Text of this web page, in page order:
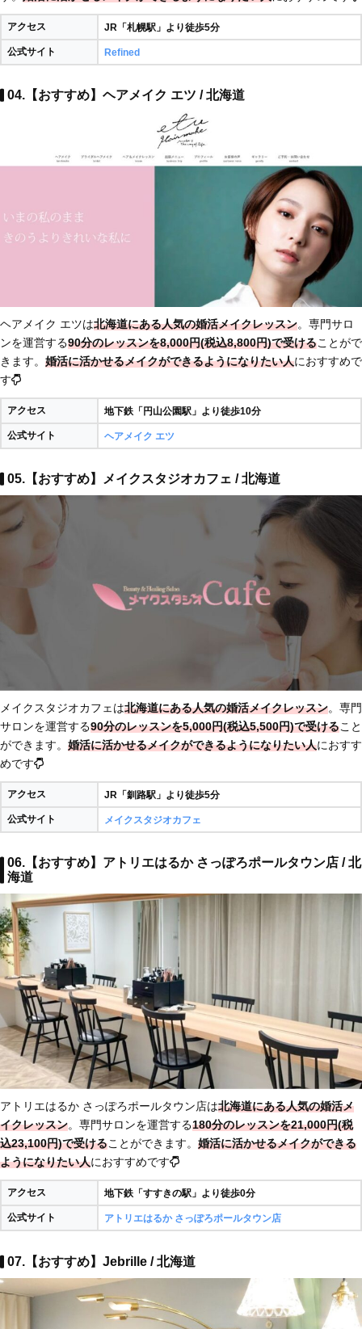
アクセス JR「札幌駅」より徒歩5分
公式サイト Refined
04.【おすすめ】ヘアメイク エツ / 北海道
ヘアメイク エツは北海道にある人気の婚活メイクレッスン。専門サロ
ンを運営する90分のレッスンを8,000円(税込8,800円)で受けることがで
きます。 婚活に活かせるメイクができるようになりたい人におすすめで
す
アクセス 地下鉄「円山公園駅」より徒歩10分
公式サイト ヘアメイク エツ
05.【おすすめ】メイクスタジオカフェ / 北海道
メイクスタジオカフェは北海道にある人気の婚活メイクレッスン。専門
サロンを運営する90分のレッスンを5,000円(税込5,500円)で受けること
ができます。 婚活に活かせるメイクができるようになりたい人におすす
めです
アクセス JR「釧路駅」より徒歩5分
公式サイト メイクスタジオカフェ
06.【おすすめ】アトリエはるか さっぽろポールタウン店 / 北
海道
アトリエはるか さっぽろポールタウン店は北海道にある人気の婚活メ
イクレッスン。専門サロンを運営する180分のレッスンを21,000円(税
込23,100円)で受けることができます。 婚活に活かせるメイクができる
ようになりたい人におすすめです
アクセス 地下鉄「すすきの駅」より徒歩0分
公式サイト アトリエはるか さっぽろポールタウン店
07.【おすすめ】Jebrille / 北海道